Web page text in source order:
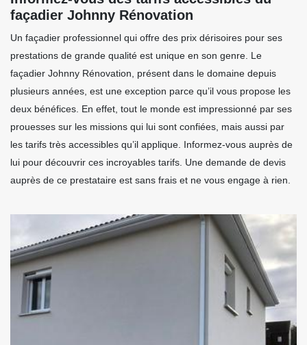
façadier Johnny Rénovation
Un façadier professionnel qui offre des prix dérisoires pour ses
prestations de grande qualité est unique en son genre. Le
façadier Johnny Rénovation, présent dans le domaine depuis
plusieurs années, est une exception parce qu’il vous propose les
deux bénéfices. En effet, tout le monde est impressionné par ses
prouesses sur les missions qui lui sont confiées, mais aussi par
les tarifs très accessibles qu’il applique. Informez-vous auprès de
lui pour découvrir ces incroyables tarifs. Une demande de devis
auprès de ce prestataire est sans frais et ne vous engage à rien.